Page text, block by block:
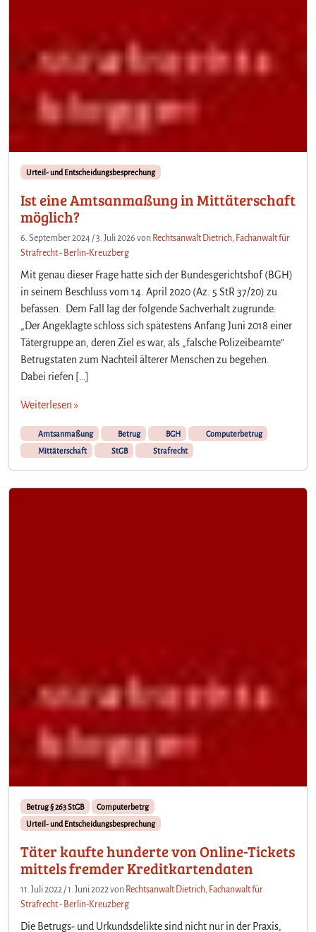
Urteil- und Entscheidungsbesprechung
Ist eine Amtsanmaßung in Mittäterschaft
möglich?
6. September 2024 /3. Juli 2026 von Rechtsanwalt Dietrich, Fachanwalt für
Strafrecht - Berlin-Kreuzberg
Mit genau dieser Frage hatte sich der Bundesgerichtshof (BGH)
in seinem Beschluss vom 14. April 2020 (Az. 5 StR 37/20) zu
befassen. Dem Fall lag der folgende Sachverhalt zugrunde:
„Der Angeklagte schloss sich spätestens Anfang Juni 2018 einer
Tätergruppe an, deren Ziel es war, als „falsche Polizeibeamte“
Betrugstaten zum Nachteil älterer Menschen zu begehen.
Dabei riefen […]
Weiterlesen »
Amtsanmaßung Betrug BGH
Computerbetrug
Mittäterschaft
StGB Strafrecht
Betrug § 263 StGB
Computerbetrg
Urteil- und Entscheidungsbesprechung
Täter kaufte hunderte von Online-Tickets
mittels fremder Kreditkartendaten
11. Juli 2022 /1. Juni 2022 von Rechtsanwalt Dietrich, Fachanwalt für
Strafrecht - Berlin-Kreuzberg
Die Betrugs- und Urkundsdelikte sind nicht nur in der Praxis,